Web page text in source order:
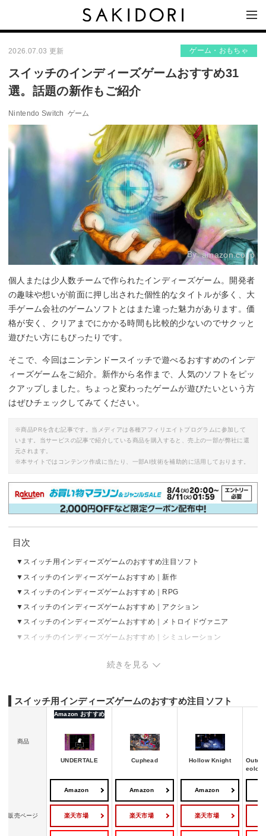
2026.07.03 更新 ゲーム・おもちゃ
スイッチのインディーズゲームおすすめ31
選。話題の新作もご紹介
Nintendo Switch ゲーム
By:amazon.co.jp
個人または少人数チームで作られたインディーズゲーム。開発者
の趣味や想いが前面に押し出された個性的なタイトルが多く、大
手ゲーム会社のゲームソフトとはまた違った魅力があります。価
格が安く、クリアまでにかかる時間も比較的少ないのでサクッと
遊びたい方にもぴったりです。
そこで、今回はニンテンドースイッチで遊べるおすすめのインデ
ィーズゲームをご紹介。新作から名作まで、人気のソフトをピッ
クアップしました。ちょっと変わったゲームが遊びたいという方
はぜひチェックしてみてください。
※商品PRを含む記事です。当メディアは各種アフィリエイトプログラムに参加して
います。当サービスの記事で紹介している商品を購入すると、売上の一部が弊社に還
元されます。
※本サイトではコンテンツ作成に当たり、一部AI技術を補助的に活用しております。
目次
スイッチ用インディーズゲームのおすすめ注目ソフト
スイッチのインディーズゲームおすすめ｜新作
スイッチのインディーズゲームおすすめ｜RPG
スイッチのインディーズゲームおすすめ｜アクション
スイッチのインディーズゲームおすすめ｜メトロイドヴァニア
スイッチのインディーズゲームおすすめ｜シミュレーション
スイッチのインディーズゲームおすすめ｜カードゲーム
スイッチのインディーズゲームおすすめ｜パズル
スイッチのインディーズゲームおすすめ｜その他
続きを見る
スイッチ用インディーズゲームのおすすめ注目ソフト
商品
Amazon おすすめ
UNDERTALE Cuphead Hollow Knight
Outer
販売ページ
Amazon
楽天市場
Amazon
楽天市場
Amazon
楽天市場